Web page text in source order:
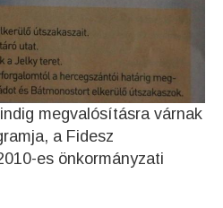
megvalósításra várnak
a Fidesz
es önkormányzati